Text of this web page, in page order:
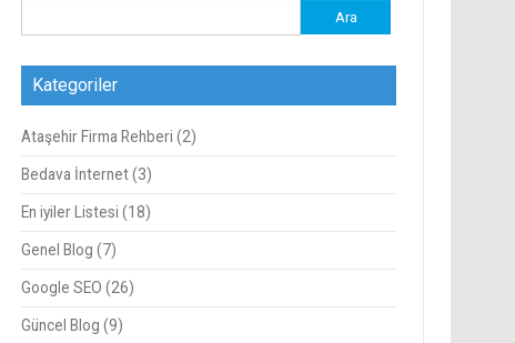
Kategoriler
Ataşehir Firma Rehberi (2)
Bedava İnternet(3)
En iyiler Listesi (18)
Genel Blog (7)
Google SEO (26)
Güncel Blog (9)